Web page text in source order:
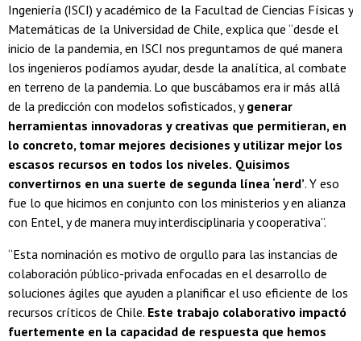
Ingeniería (ISCI) y académico de la Facultad de Ciencias Físicas y
Matemáticas de la Universidad de Chile, explica que “desde el
inicio de la pandemia, en ISCI nos preguntamos de qué manera
los ingenieros podíamos ayudar, desde la analítica, al combate
en terreno de la pandemia. Lo que buscábamos era ir más allá
de la predicción con modelos sofisticados, ygenerar
herramientas innovadoras y creativas que permitieran, en
lo concreto, tomar mejores decisiones y utilizar mejor los
escasos recursos en todos los niveles. Quisimos
convertirnos en una suerte de segunda línea ‘nerd’. Y eso
fue lo que hicimos en conjunto con los ministerios y en alianza
con Entel, y de manera muy interdisciplinaria y cooperativa”.
“Esta nominación es motivo de orgullo para las instancias de
colaboración público-privada enfocadas en el desarrollo de
soluciones ágiles que ayuden a planificar el uso eficiente de los
recursos críticos de Chile. Este trabajo colaborativo impactó
fuertemente en la capacidad de respuesta que hemos